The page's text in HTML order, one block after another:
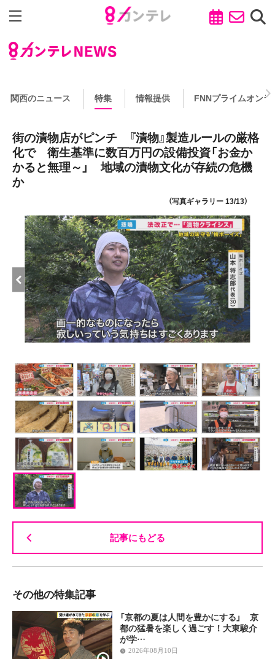
関西のニュース 特集 情報提供 FNNプライムオンラ
街の漬物店がピンチ 『漬物』製造ルールの厳格
化で 衛生基準に数百万円の設備投資「お金か
かると無理～」 地域の漬物文化が存続の危機
か
（写真ギャラリー 13/13）
記事にもどる
その他の特集記事
「京都の夏は人間を豊かにする」 京
都の猛暑を楽しく過ごす！大東駿介
が学…
2026年08月10日